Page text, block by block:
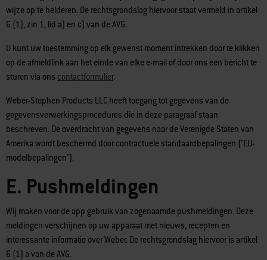
wijze op te helderen. De rechtsgrondslag hiervoor staat vermeld in artikel
6 (1), zin 1, lid a) en c) van de AVG.
U kunt uw toestemming op elk gewenst moment intrekken door te klikken
op de afmeldlink aan het einde van elke e-mail of door ons een bericht te
sturen via ons contactformulier.
Weber-Stephen Products LLC heeft toegang tot gegevens van de
gegevensverwerkingsprocedures die in deze paragraaf staan
beschreven. De overdracht van gegevens naar de Verenigde Staten van
Amerika wordt beschermd door contractuele standaardbepalingen ("EU-
modelbepalingen").
E. Pushmeldingen
Wij maken voor de app gebruik van zogenaamde pushmeldingen. Deze
meldingen verschijnen op uw apparaat met nieuws, recepten en
interessante informatie over Weber. De rechtsgrondslag hiervoor is artikel
6 (1) a van de AVG.